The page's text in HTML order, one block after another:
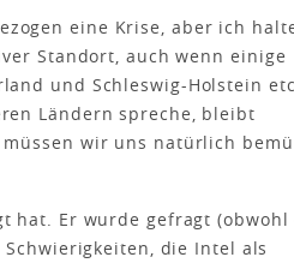
eine Krise, aber ich
Standort, auch wenn einige
und Schleswig-Holstein
Ländern spreche, bleibt
wir uns natürlich
hat. Er wurde gefragt (obwohl
die Intel als